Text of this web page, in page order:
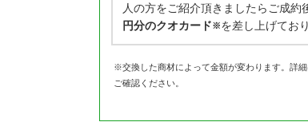
人の方をご紹介頂きましたらご成約
円分のクオカード※を差し上げてお
※交換した商材によって金額が変わります。詳
ご確認ください。